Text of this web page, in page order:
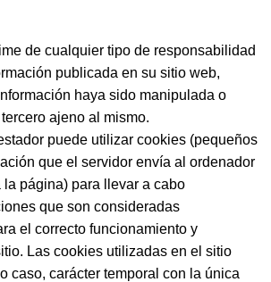
de cualquier tipo de responsabilidad
publicada en su sitio web,
haya sido manipulada o
ajeno al mismo.
puede utilizar cookies (pequeños
que el servidor envía al ordenador
página) para llevar a cabo
que son consideradas
el correcto funcionamiento y
Las cookies utilizadas en el sitio
caso, carácter temporal con la única